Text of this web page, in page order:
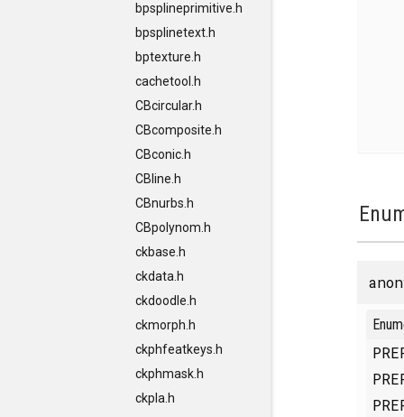
bpsplineprimitive.h
bpsplinetext.h
bptexture.h
cachetool.h
CBcircular.h
CBcomposite.h
CBconic.h
CBline.h
CBnurbs.h
CBpolynom.h
ckbase.h
ckdata.h
ckdoodle.h
ckmorph.h
ckphfeatkeys.h
ckphmask.h
ckpla.h